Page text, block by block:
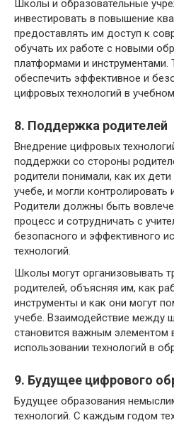
Школы и образовательные
инвестировать в повышение
предоставлять им доступ к
обучать их работе с новыми
платформами и
обеспечить эффективное и
цифровых технологий в
8. Поддержка родителей
Внедрение цифровых
поддержки со стороны
родители понимали, как их
учебе, и могли контролировать
Родители должны быть
процесс и сотрудничать с
безопасного и эффективного
технологий.
Школы могут организовывать
родителей, объясняя им, как
инструменты и как они могут
учебе. Взаимодействие между
становится важным элементом
использовании технологий в
9. Будущее цифрового
Будущее образования
технологий. С каждым годом